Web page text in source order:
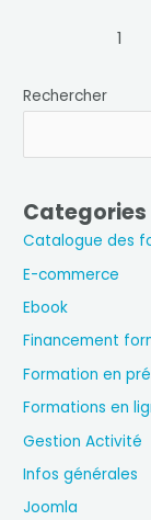
peurs…
1
Rechercher
Categories
Catalogue des
E-commerce
Ebook
Financement
Formation en
Formations en
Gestion Activité
Infos générales
Joomla